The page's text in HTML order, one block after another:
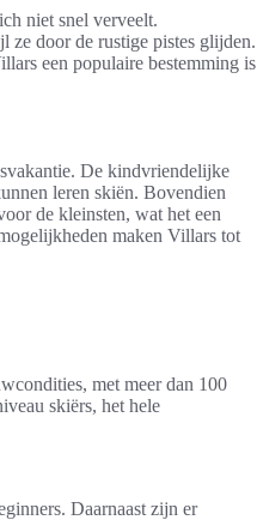
niet snel verveelt.
ze door de rustige pistes glijden.
een populaire bestemming is
De kindvriendelijke
leren skiën. Bovendien
de kleinsten, wat het een
maken Villars tot
met meer dan 100
skiërs, het hele
Daarnaast zijn er